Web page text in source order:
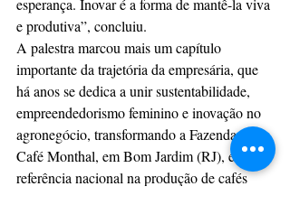
esperança. Inovar é a forma de mantê-la viva
e produtiva”, concluiu.
A palestra marcou mais um capítulo
importante da trajetória da empresária, que
há anos se dedica a unir sustentabilidade,
empreendedorismo feminino e inovação no
agronegócio, transformando a Fazenda do
Café Monthal, em Bom Jardim (RJ), em
referência nacional na produção de cafés